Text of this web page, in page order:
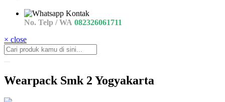
No. Telp / WA 082326061711
× close
Wearpack Smk 2 Yogyakarta